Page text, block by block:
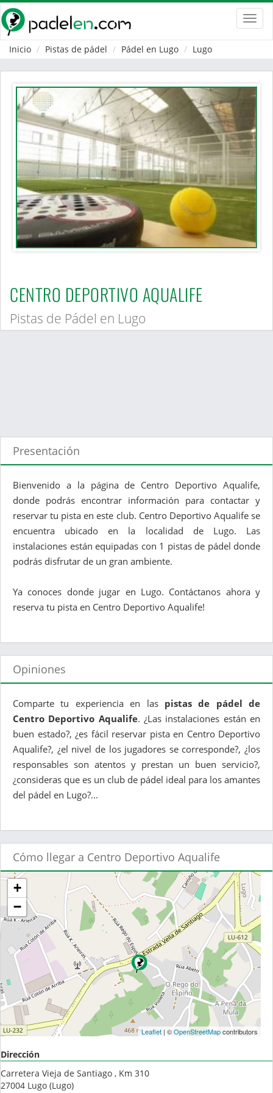
Inicio
Pistas de pádel Pádel en Lugo Lugo
CENTRO DEPORTIVO AQUALIFE
Pistas de Pádel en Lugo
Presentación
Bienvenido a la página de Centro Deportivo Aqualife,
donde podrás encontrar información para contactar y
reservar tu pista en este club. Centro Deportivo Aqualife se
encuentra ubicado en la localidad de Lugo. Las
instalaciones están equipadas con 1 pistas de pádel donde
podrás disfrutar de un gran ambiente.
Ya conoces donde jugar en Lugo. Contáctanos ahora y
reserva tu pista en Centro Deportivo Aqualife!
Opiniones
Comparte tu experiencia en las pistas de pádel de
Centro Deportivo Aqualife. ¿Las instalaciones están en
buen estado?, ¿es fácil reservar pista en Centro Deportivo
Aqualife?, ¿el nivel de los jugadores se corresponde?, ¿los
responsables son atentos y prestan un buen servicio?,
¿consideras que es un club de pádel ideal para los amantes
del pádel en Lugo?...
Cómo llegar a Centro Deportivo Aqualife
+
−
Leaflet| ©OpenStreetMapcontributors
Dirección
Carretera Vieja de Santiago , Km 310
27004 Lugo (Lugo)